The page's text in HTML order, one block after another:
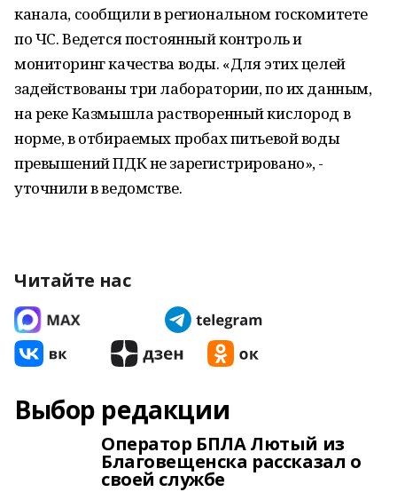
канала, сообщили в региональном госкомитете
по ЧС. Ведется постоянный контроль и
мониторинг качества воды. «Для этих целей
задействованы три лаборатории, по их данным,
на реке Казмышла растворенный кислород в
норме, в отбираемых пробах питьевой воды
превышений ПДК не зарегистрировано», -
уточнили в ведомстве.
Читайте нас
Выбор редакции
Оператор БПЛА Лютый из
Благовещенска рассказал о
своей службе